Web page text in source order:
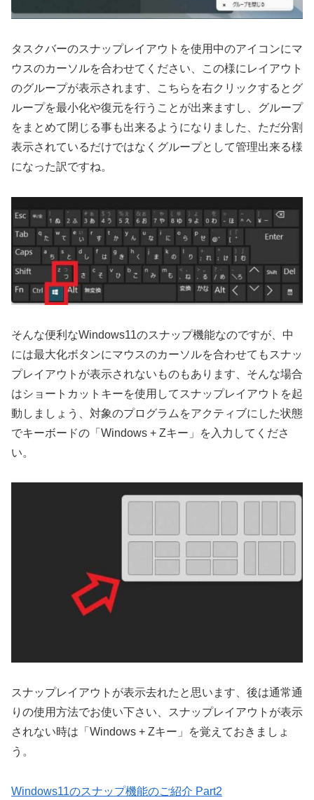
タスクバーのスナップレイアウトを使用中のアイコンにマ
ウスのカーソルを合わせてください、この様にレイアウト
のグループが表示されます、こちらを右クリックするとグ
ループを最小化や復元を行うことが出来ますし、グループ
をまとめて閉じる事も出来るようになりました、ただ分割
表示されているだけではなくグループとして管理出来る様
になった訳ですね。
そんな便利なWindows11のスナップ機能なのですが、中
には最大化ボタンにマウスのカーソルを合わせてもスナッ
プレイアウトが表示されないものもあります、そんな場合
はショートカットキーを使用してスナップレイアウトを起
動しましょう、対象のプログラムをアクティブにした状態
でキーボードの「Windows + Zキー」を入力してくださ
い。
スナップレイアウトが表示去れたと思います、後は通常通
りの使用方法でお使い下さい、スナップレイアウトが表示
されない時は「Windows + Zキー」を覚えておきましょ
う。
Windows11のスナップ機能のご紹介 Part2